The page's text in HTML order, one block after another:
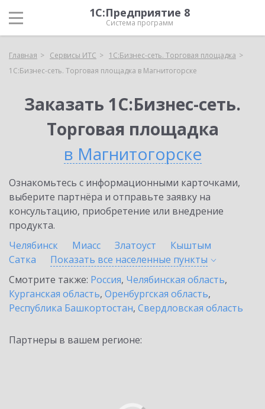
1С:Предприятие 8
Система программ
Главная Сервисы ИТС
1С:Бизнес-сеть. Торговая площадка
1С:Бизнес-сеть. Торговая площадка в Магнитогорске
Заказать 1С:Бизнес-сеть.
Торговая площадка
в Магнитогорске
Ознакомьтесь с информационными карточками,
выберите партнёра и отправьте заявку на
консультацию, приобретение или внедрение
продукта.
Челябинск
Миасс Златоуст
Кыштым
Сатка
Показать все населенные пункты
Смотрите также: Россия, Челябинская область,
Курганская область, Оренбургская область,
Республика Башкортостан, Свердловская область
Партнеры в вашем регионе: